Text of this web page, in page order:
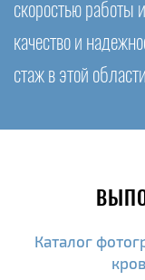
скоростью работы
качество и
стаж в этой
Каталог